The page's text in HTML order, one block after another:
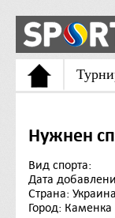
Нужнен
Вид спорта:
Дата
Страна: Украина
Город: Каменка